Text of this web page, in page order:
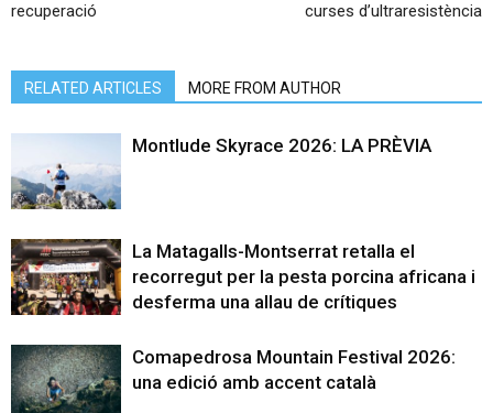
recuperació
curses d’ultraresistència
RELATED ARTICLES MORE FROM AUTHOR
Montlude Skyrace 2026: LA PRÈVIA
La Matagalls-Montserrat retalla el
recorregut per la pesta porcina africana i
desferma una allau de crítiques
Comapedrosa Mountain Festival 2026:
una edició amb accent català